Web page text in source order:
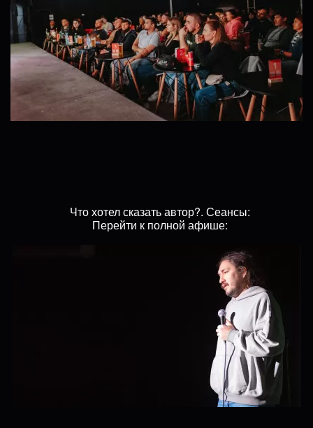
Что хотел сказать автор?. Сеансы:
Перейти к полной афише: